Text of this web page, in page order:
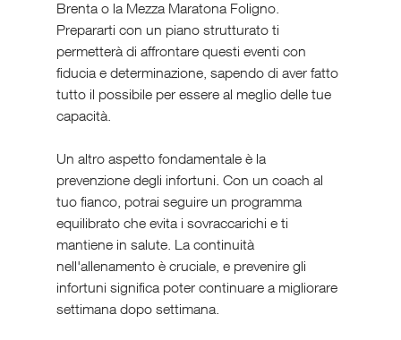
Brenta o la Mezza Maratona Foligno.
Prepararti con un piano strutturato ti
permetterà di affrontare questi eventi con
fiducia e determinazione, sapendo di aver fatto
tutto il possibile per essere al meglio delle tue
capacità.
Un altro aspetto fondamentale è la
prevenzione degli infortuni. Con un coach al
tuo fianco, potrai seguire un programma
equilibrato che evita i sovraccarichi e ti
mantiene in salute. La continuità
nell'allenamento è cruciale, e prevenire gli
infortuni significa poter continuare a migliorare
settimana dopo settimana.